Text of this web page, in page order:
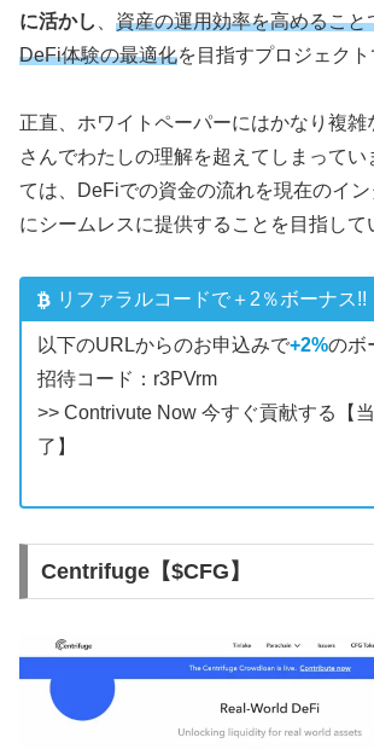
に活かし
資産の運用効率を高めること
DeFi体験の最適化を目指すプロジェクト
正直、ホワイトペーパーにはかなり複雑
さんでわたしの理解を超えてしまってい
ては、DeFiでの資金の流れを現在のイ
にシームレスに提供することを目指して
リファラルコードで＋2％ボーナス!!
以下のURLからのお申込みで+2%のボ
招待コード：r3PVrm
>> Contrivute Now 今すぐ貢献する
【
了】
Centrifuge【$CFG】